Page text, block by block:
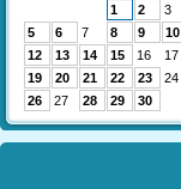
1
2 3
5
6 7 8 9 10
12
13 14 15 16 17
19
20 21 22 23 24
26
27 28 29 30